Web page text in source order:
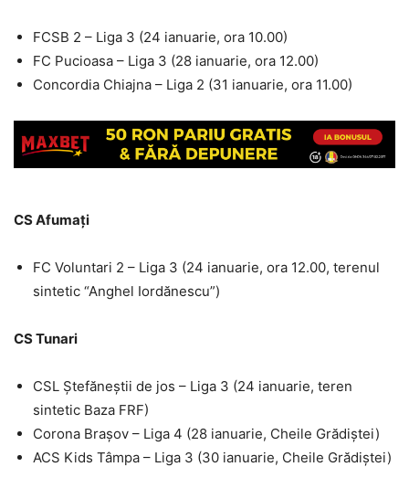
FCSB 2 – Liga 3 (24 ianuarie, ora 10.00)
FC Pucioasa – Liga 3 (28 ianuarie, ora 12.00)
Concordia Chiajna – Liga 2 (31 ianuarie, ora 11.00)
CS Afumați
FC Voluntari 2 – Liga 3 (24 ianuarie, ora 12.00, terenul
sintetic “Anghel Iordănescu”)
CS Tunari
CSL Ștefăneștii de jos – Liga 3 (24 ianuarie, teren
sintetic Baza FRF)
Corona Brașov – Liga 4 (28 ianuarie, Cheile Grădiștei)
ACS Kids Tâmpa – Liga 3 (30 ianuarie, Cheile Grădiștei)